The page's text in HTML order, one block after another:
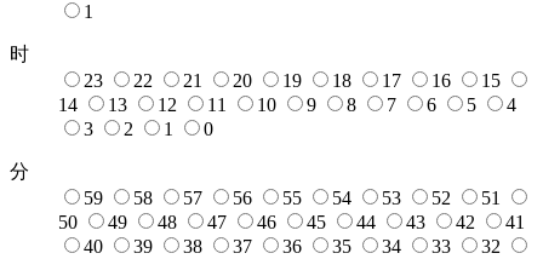
1
时
23
22 21 20 19 18 17 16
15
14
13 12 11 10 9 8 7 6 5
4
3
2 1 0
分
59
58 57 56 55 54 53 52
51
50
49 48 47 46 45 44 43 42
41
40
39 38 37 36 35 34 33
32